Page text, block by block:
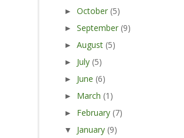
► October (5)
► September (9)
► August (5)
► July (5)
► June (6)
► March (1)
► February (7)
▼ January (9)